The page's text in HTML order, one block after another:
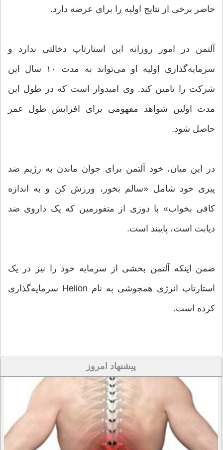
حاضر برخی از نتایج اولیه را برای عرضه دارد.
آلتمن در امور روزانه این استارتاپ دخالتی ندارد و
سرمایه‌گذاری اولیه او می‌تواند به مدت ۱۰ سال این
شرکت را تامین کند. وی امیدوار است که در طول این
مدت اولین شواهد مفهومی برای افزایش طول عمر
حاصل شود.
در این میان، خود آلتمن برای جوان ماندن به رژیم ضد
پیری خود شامل «سالم بخور، ورزش کن و به اندازه
کافی بخواب» با دوزی از متفورمین که یک داروی ضد
دیابت است، پایبند است.
ضمن اینکه آلتمن بخشی از سرمایه خود را نیز در یک
استارتاپ انرژی همجوشی به نام Helion سرمایه‌گذاری
کرده است.
پیشنهاد امروز